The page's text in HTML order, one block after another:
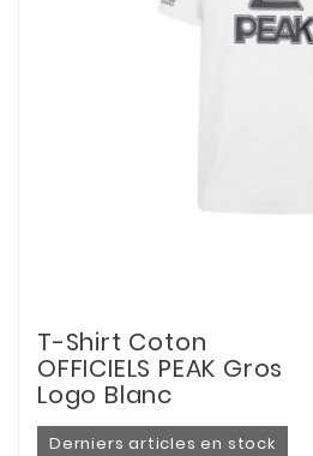
T-Shirt Coton
OFFICIELS PEAK Gros
Logo Blanc
Derniers articles en stock